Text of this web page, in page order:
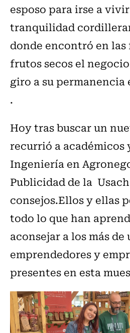
esposo para irse a
tranquilidad
donde encontró en las
frutos secos el
giro a su permanencia
.
Hoy tras buscar un
recurrió a académicos
Ingeniería en
Publicidad de la
consejos.Ellos y ellas
todo lo que han
aconsejar a los más
emprendedores y
presentes en esta